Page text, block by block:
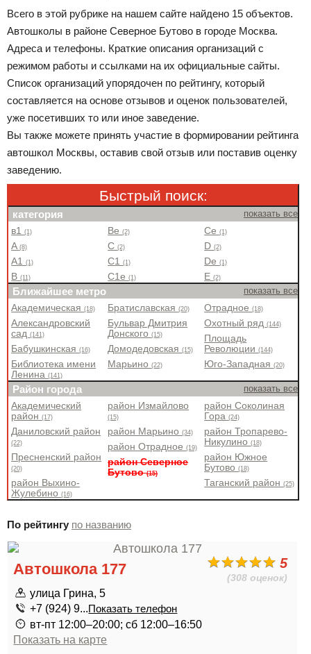
Всего в этой рубрике на нашем сайте найдено 15 объектов.
Автошколы в районе Северное Бутово в городе Москва.
Адреса и телефоны. Краткие описания организаций с
режимом работы и ссылками на их официальные сайты.
Список организаций упорядочен по рейтингу, который
составляется на основе отзывов и оценок пользователей,
уже посетивших то или иное заведение.
Вы также можете принять участие в формировании рейтинга
автошкол Москвы, оставив свой отзыв или поставив оценку
заведению.
Быстрый поиск:
категория показать все
в1(1)
A(8)
A1(1)
B(11)
Be(2)
C(2)
C1(1)
C1e(1)
Ce(1)
D(2)
De(1)
E(2)
Ближайшее метро показать все
Академическая(18)
Александровский
сад(141)
Бабушкинская(16)
Библиотека имени
Ленина(141)
Братиславская(20)
Бульвар Дмитрия
Донского(15)
Домодедовская(15)
Марьино(22)
Отрадное(18)
Охотный ряд(144)
Площадь
Революции(144)
Юго-Западная(20)
Район города показать все
Академический
район(17)
Даниловский район
(22)
Пресненский район
(20)
район Выхино-
Жулебино(16)
район Измайлово
(15)
район Марьино(34)
район Отрадное(19)
район Северное
Бутово(15)
район Соколиная
Гора(24)
район Тропарево-
Никулино(18)
район Южное
Бутово(18)
Таганский район(25)
По рейтингу по названию
5
(308 оценок)
Автошкола 177
улица Грина, 5
+7 (924) 9...Показать телефон
вт-пт 12:00–20:00; сб 12:00–16:50
Показать на карте